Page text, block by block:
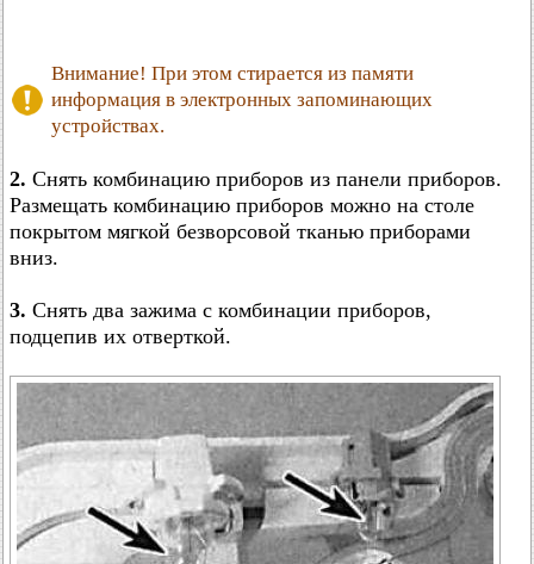
Внимание! При этом стирается из памяти
информация в электронных запоминающих
устройствах.
2. Снять комбинацию приборов из панели приборов.
Размещать комбинацию приборов можно на столе
покрытом мягкой безворсовой тканью приборами
вниз.
3. Снять два зажима с комбинации приборов,
подцепив их отверткой.